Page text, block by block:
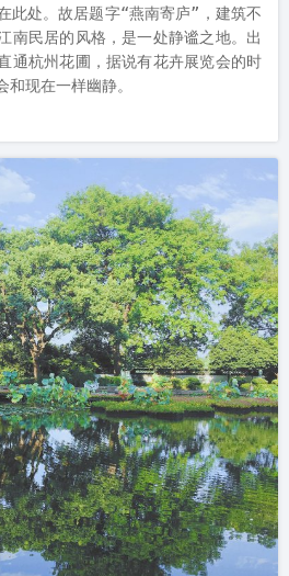
此处。故居题字“燕南寄庐”，建筑不
南民居的风格，是一处静谧之地。出
通杭州花圃，据说有花卉展览会的时
现在一样幽静。